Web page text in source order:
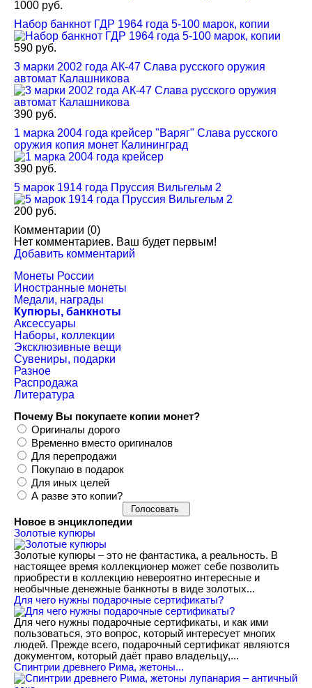
1000 руб.
Набор банкнот ГДР 1964 года 5-100 марок, копии
590 руб.
3 марки 2002 года АК-47 Слава русского оружия
автомат Калашникова
390 руб.
1 марка 2004 года крейсер "Варяг" Слава русского
оружия копия монет Калининград
390 руб.
5 марок 1914 года Пруссия Вильгельм 2
200 руб.
Комментарии (0)
Нет комментариев. Ваш будет первым!
Добавить комментарий
Монеты России
Иностранные монеты
Медали, награды
Купюры, банкноты
Аксессуары
Наборы, коллекции
Эксклюзивные вещи
Сувениры, подарки
Разное
Распродажа
Литература
Почему Вы покупаете копии монет?
Оригиналы дорого
Временно вместо оригиналов
Для перепродажи
Покупаю в подарок
Для иных целей
А разве это копии?
Новое в энциклопедии
Золотые купюры
Золотые купюры – это не фантастика, а реальность. В
настоящее время коллекционер может себе позволить
приобрести в коллекцию невероятно интересные и
необычные денежные банкноты в виде золотых...
​Для чего нужны подарочные сертификаты?
Для чего нужны подарочные сертификаты, и как ими
пользоваться, это вопрос, который интересует многих
людей. Прежде всего, подарочный сертификат являются
документом, который даёт право владельцу,...
Спинтрии древнего Рима, жетоны...